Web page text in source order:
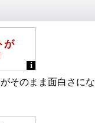
そのまま面白さに